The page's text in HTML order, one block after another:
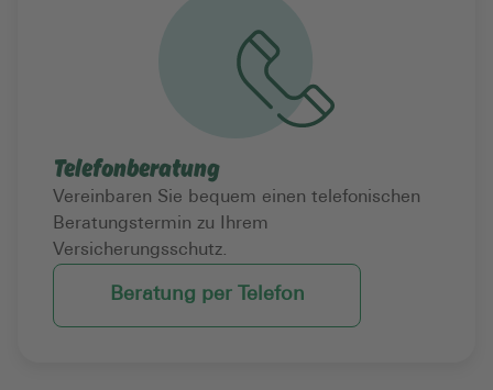
Telefonberatung
Vereinbaren Sie bequem einen telefonischen
Beratungstermin zu Ihrem
Versicherungsschutz.
Beratung per Telefon